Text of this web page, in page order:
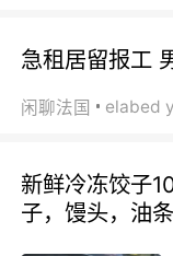
急租居留报工
闲聊法国
新鲜冷冻饺子
子，馒头，油